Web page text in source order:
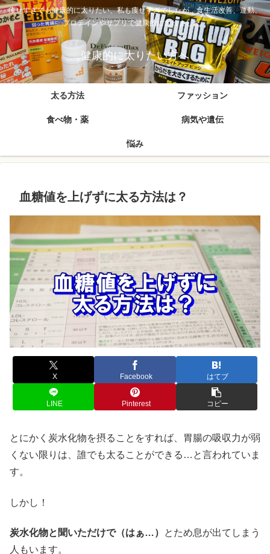
痩せすぎでも健康的に太りたい、私も痩せすぎでしたが、食生活改善、運動、
プロテインやサプリで健康的に太れました。
健康的に太りたい方へ
太る方法 ファッション
食べ物・薬 病気や遺伝
悩み
血糖値を上げずに太る方法は？
X Facebook はてブ
LINE Pinterest コピー
とにかく炭水化物を摂ることをすれば、胃腸の吸収力が弱
くない限りは、誰でも太ることができる…と言われていま
す。
しかし！
炭水化物と聞いただけで（はぁ…）
とため息が出てしまう
人もいます。